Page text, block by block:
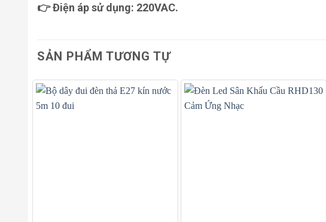
👉 Điện áp sử dụng: 220VAC.
SẢN PHẨM TƯƠNG TỰ